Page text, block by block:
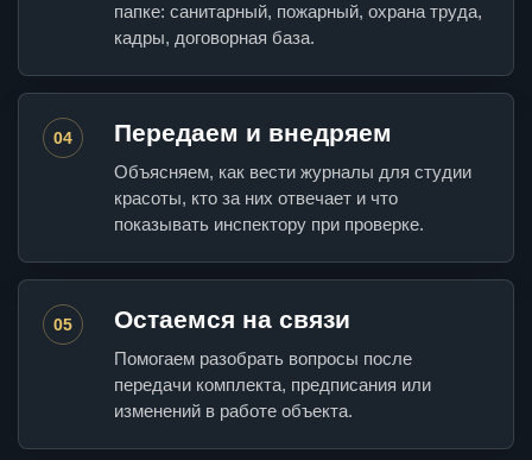
папке: санитарный, пожарный, охрана труда,
кадры, договорная база.
04 Передаем и внедряем
Объясняем, как вести журналы для студии
красоты, кто за них отвечает и что
показывать инспектору при проверке.
05 Остаемся на связи
Помогаем разобрать вопросы после
передачи комплекта, предписания или
изменений в работе объекта.